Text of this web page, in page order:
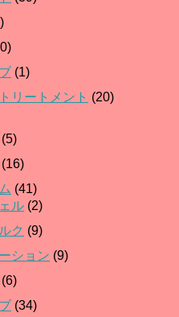
(1)
リートメント (20)
(5)
(16)
(41)
ル (2)
ク (9)
ション (9)
(6)
(34)